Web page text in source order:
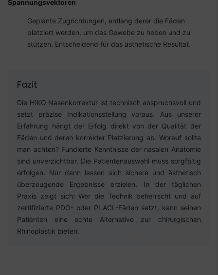
Spannungsvektoren
Geplante Zugrichtungen, entlang derer die Fäden
platziert werden, um das Gewebe zu heben und zu
stützen. Entscheidend für das ästhetische Resultat.
Fazit
Die HIKO Nasenkorrektur ist technisch anspruchsvoll und
setzt präzise Indikationsstellung voraus. Aus unserer
Erfahrung hängt der Erfolg direkt von der Qualität der
Fäden und deren korrekter Platzierung ab. Worauf sollte
man achten? Fundierte Kenntnisse der nasalen Anatomie
sind unverzichtbar. Die Patientenauswahl muss sorgfältig
erfolgen. Nur dann lassen sich sichere und ästhetisch
überzeugende Ergebnisse erzielen. In der täglichen
Praxis zeigt sich: Wer die Technik beherrscht und auf
zertifizierte PDO- oder PLACL-Fäden setzt, kann seinen
Patienten eine echte Alternative zur chirurgischen
Rhinoplastik bieten.